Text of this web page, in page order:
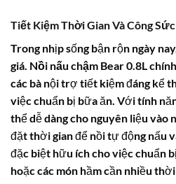
Tiết Kiệm Thời Gian Và Công
Trong nhịp sống bận rộn ngày
giá. Nồi nấu chậm Bear 0.8L
các bà nội trợ tiết kiệm đáng kể
việc chuẩn bị bữa ăn. Với tính
thể dễ dàng cho nguyên liệu
đặt thời gian để nồi tự động nấu
đặc biệt hữu ích cho việc chuẩn
hoặc các món hầm cần nhiều thời